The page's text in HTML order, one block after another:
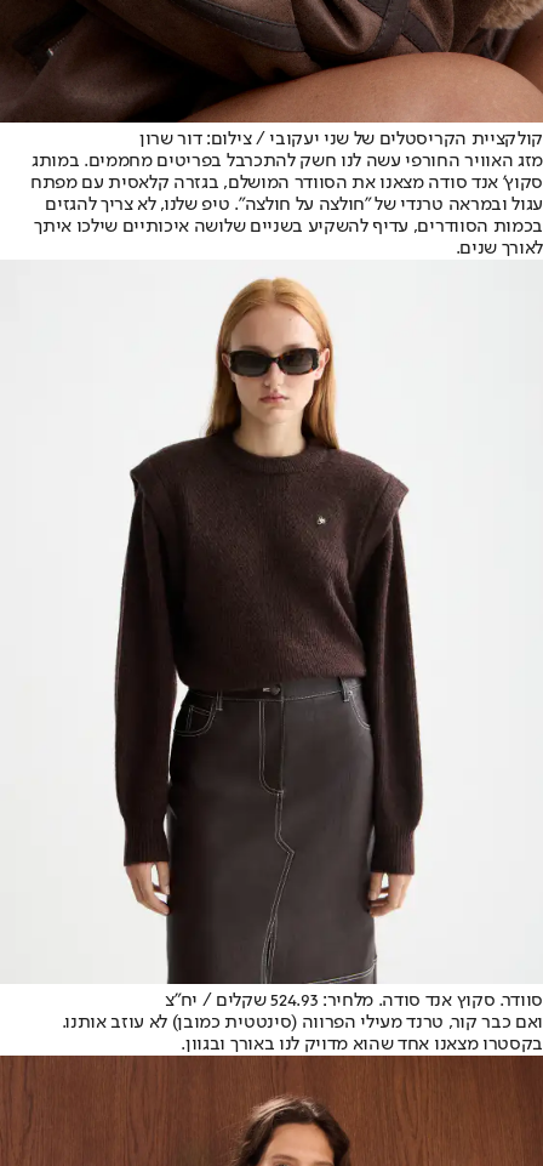
קולקציית הקריסטלים של שני יעקובי / צילום: דור שרון
מזג האוויר החורפי עשה לנו חשק להתכרבל בפריטים מחממים. במותג
סקוץ' אנד סודה מצאנו את הסוודר המושלם, בגזרה קלאסית עם מפתח
עגול ובמראה טרנדי של "חולצה על חולצה". טיפ שלנו, לא צריך להגזים
בכמות הסוודרים, עדיף להשקיע בשניים שלושה איכותיים שילכו איתך
לאורך שנים.
סוודר. סקוץ אנד סודה. מלחיר: 524.93 שקלים / יח"צ
ואם כבר קור, טרנד מעילי הפרווה (סינטטית כמובן) לא עוזב אותנו.
בקסטרו מצאנו אחד שהוא מדויק לנו באורך ובגוון.